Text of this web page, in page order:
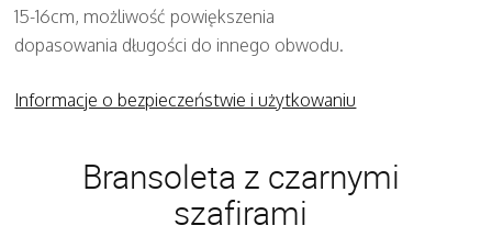
15-16cm, możliwość powiększenia
dopasowania długości do innego obwodu.
Informacje o bezpieczeństwie i użytkowaniu
Bransoleta z czarnymi
szafirami